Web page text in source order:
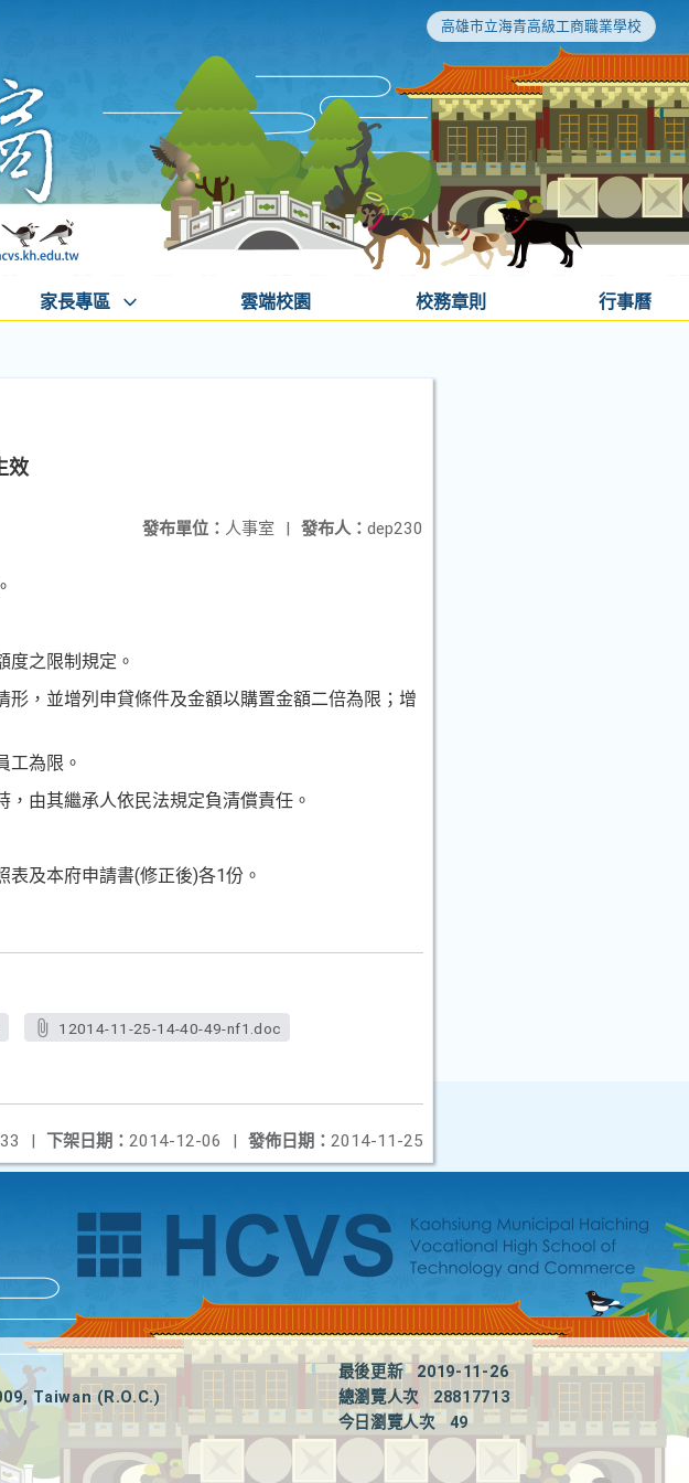
高雄市立海青高級工商職業學校
家長專區 雲端校園 校務章則 行事曆
效
發布人： dep230
發布單位： 人事室 |
度之限制規定。
，並增列申貸條件及金額以購置金額二倍為限；增
工為限。
由其繼承人依民法規定負清償責任。
及本府申請書(修正後)各1份。
12014-11-25-14-40-49-nf1.doc
發佈日期： 2014-11-25
下架日期： 2014-12-06 |
|
Taiwan (R.O.C.)
最後更新
2019-11-26
總瀏覽人次
28817713
今日瀏覽人次
49